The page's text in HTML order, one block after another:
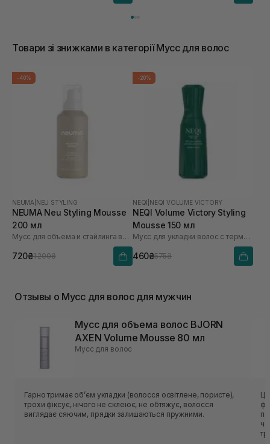
Товари зі знижками в категорії Мусс для волос
-40%
NEUMA NEU STYLING
NEUMA Neu Styling Mousse
200 мл
Мусс для объема и стайлинга волос
720₴1 200₴
-20%
NEQI NEQI VOLUME VICTORY
NEQI Volume Victory Styling
Mousse 150 мл
Мусс для укладки волос с термозащитой
460₴575₴
Отзывы о Мусс для волос для мужчин
Мусс для объема волос BJORN
AXEN Volume Mousse 80 мл
Мусс для волос
Гарно тримає обʼєм укладки (волосся освітлене, пористе),
трохи фіксує, нічого не склеює, не обтяжує, волосся
виглядає сяючим, прядки залишаються пружними.